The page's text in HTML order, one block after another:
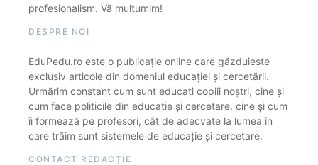
profesionalism. Vă mulțumim!
DESPRE NOI
EduPedu.ro este o publicație online care găzduiește
exclusiv articole din domeniul educației și cercetării.
Urmărim constant cum sunt educați copiii noștri, cine și
cum face politicile din educație și cercetare, cine și cum
îi formează pe profesori, cât de adecvate la lumea în
care trăim sunt sistemele de educație și cercetare.
CONTACT REDACȚIE